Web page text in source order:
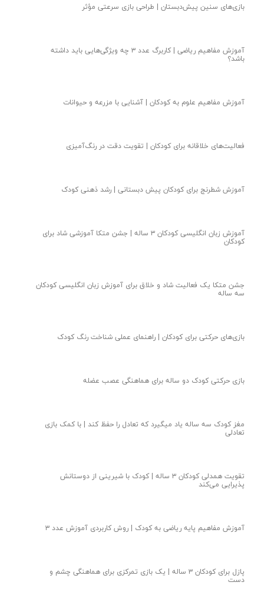
بازی‌های سنین پیش‌دبستان | طراحی بازی سرعتی مؤثر
آموزش مفاهیم ریاضی | کاربرگ عدد ۳ چه ویژگی‌هایی باید داشته
باشد؟
آموزش مفاهیم علوم به کودکان | آشنایی با مزرعه و حیوانات
فعالیت‌های خلاقانه برای کودکان | تقویت دقت در رنگ‌آمیزی
آموزش شطرنج برای کودکان پیش دبستانی | رشد ذهنی کودک
آموزش زبان انگلیسی کودکان ۳ ساله | جشن متکا‌ آموزشی شاد برای
کودکان
جشن متکا یک فعالیت شاد و خلاق برای آموزش زبان انگلیسی کودکان
سه ساله
بازی‌های حرکتی برای کودکان | راهنمای عملی شناخت رنگ کودک
بازی حرکتی کودک دو ساله برای هماهنگی عصب عضله
مغز کودک سه ساله یاد میگیرد که تعادل را حفظ کند | با کمک بازی
تعادلی
تقویت همدلی کودکان ۳ ساله | کودک با شیرینی از دوستانش
پذیرایی می‌کند
آموزش مفاهیم پایه ریاضی به کودک | روش کاربردی آموزش عدد ۳
پازل برای کودکان ۳ ساله | یک بازی تمرکزی برای هماهنگی چشم و
دست